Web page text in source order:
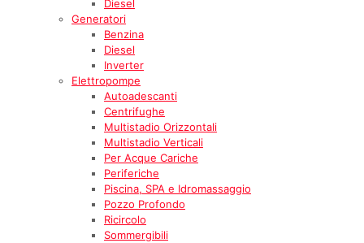
Diesel
Generatori
Benzina
Diesel
Inverter
Elettropompe
Autoadescanti
Centrifughe
Multistadio Orizzontali
Multistadio Verticali
Per Acque Cariche
Periferiche
Piscina, SPA e Idromassaggio
Pozzo Profondo
Ricircolo
Sommergibili